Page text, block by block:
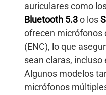
auriculares como
Bluetooth 5.3o los
ofrecen micrófonos
(ENC), lo que
sean claras,
Algunos modelos
micrófonos